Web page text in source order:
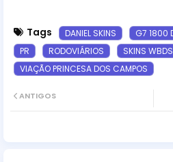
Tags DANIEL SKINS G7 1800
PR
RODOVIÁRIOS
SKINS WBDS
VIAÇÃO PRINCESA DOS CAMPOS
ANTIGOS